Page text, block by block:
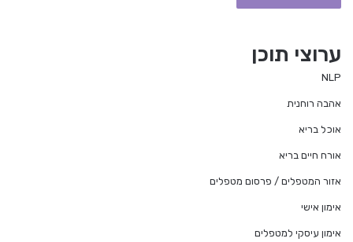
ערוצי תוכן
NLP
אהבה רוחנית
אוכל בריא
אורח חיים בריא
אזור המטפלים / פרסום מטפלים
אימון אישי
אימון עיסקי למטפלים